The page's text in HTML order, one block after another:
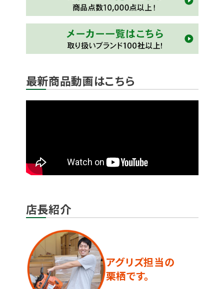
最新商品動画はこちら
店長紹介
アグリズ担当の
栗栖です。